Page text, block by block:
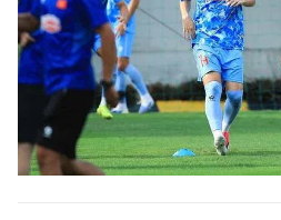
Video
Sản phẩm khác
Tiện ích